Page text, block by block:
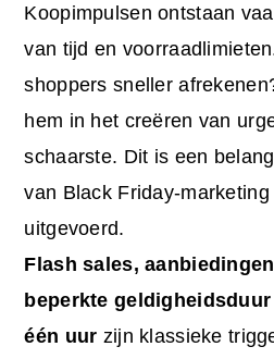
Koopimpulsen ontstaan
van tijd en
shoppers sneller
hem in het creëren van
schaarste. Dit is een
van Black Friday-
uitgevoerd.
Flash sales,
beperkte
één uur zijn klassieke